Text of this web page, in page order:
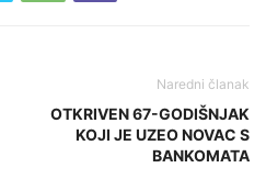
Naredni članak
OTKRIVEN 67-GODIŠNJAK
KOJI JE UZEO NOVAC S
BANKOMATA